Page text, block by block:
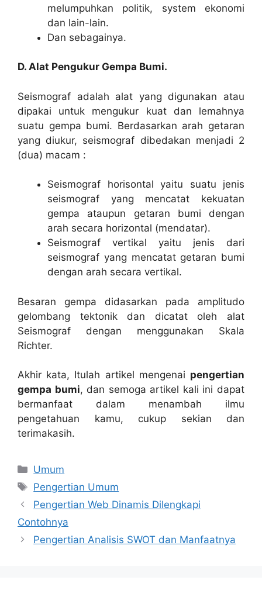
melumpuhkan politik, system ekonomi
dan lain-lain.
Dan sebagainya.
D. Alat Pengukur Gempa Bumi.
Seismograf adalah alat yang digunakan atau
dipakai untuk mengukur kuat dan lemahnya
suatu gempa bumi. Berdasarkan arah getaran
yang diukur, seismograf dibedakan menjadi 2
(dua) macam :
Seismograf horisontal yaitu suatu jenis
seismograf yang mencatat kekuatan
gempa ataupun getaran bumi dengan
arah secara horizontal (mendatar).
Seismograf vertikal yaitu jenis dari
seismograf yang mencatat getaran bumi
dengan arah secara vertikal.
Besaran gempa didasarkan pada amplitudo
gelombang tektonik dan dicatat oleh alat
Seismograf dengan menggunakan Skala
Richter.
Akhir kata, Itulah artikel mengenai pengertian
gempa bumi, dan semoga artikel kali ini dapat
bermanfaat dalam menambah ilmu
pengetahuan kamu, cukup sekian dan
terimakasih.
Categories
Umum
Tags
Pengertian Umum
Pengertian Web Dinamis Dilengkapi
Contohnya
Pengertian Analisis SWOT dan Manfaatnya